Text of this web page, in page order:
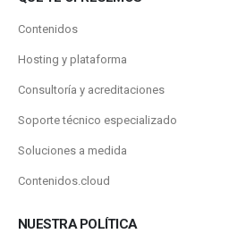
Contenidos
Hosting y plataforma
Consultoría y acreditaciones
Soporte técnico especializado
Soluciones a medida
Contenidos.cloud
NUESTRA POLÍTICA